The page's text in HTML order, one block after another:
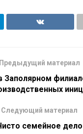
Предыдущий материал
Заполярном
Следующий материал
семейное дело